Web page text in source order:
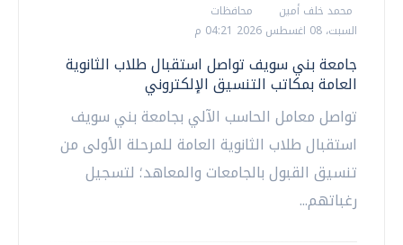
محمد خلف أمين
محافظات
السبت، 08 اغسطس 2026 04:21 م
جامعة بني سويف تواصل استقبال طلاب الثانوية
العامة بمكاتب التنسيق الإلكتروني
تواصل معامل الحاسب الآلي بجامعة بني سويف
استقبال طلاب الثانوية العامة للمرحلة الأولى من
تنسيق القبول بالجامعات والمعاهد؛ لتسجيل
رغباتهم...